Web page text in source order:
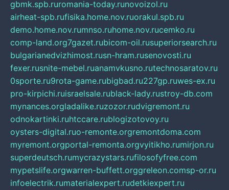
gbmk.spb.ruromania-today.runovoizol.ru
airheat-spb.rufisika.home.nov.ruorakul.spb.ru
demo.home.nov.rumnso.ruhome.nov.rucemko.ru
comp-land.org7gazet.rubicom-oil.rusuperiorsearch.ru
bulgarianedvizhimost.rusn-hram.rusenovosti.ru
fexer.rusnite-mebel.ruanamvkusno.rutechnosaratov.ru
0sporte.ru9rota-game.rubigbad.ru227gp.ruwes-ex.ru
pro-kirpichi.ruisraelsale.rublack-lady.rustroy-db.com
mynances.orgladalike.ruzozor.rudvigremont.ru
odnokartinki.ruhtccare.rublogizotovoy.ru
oysters-digital.ruo-remonte.orgremontdoma.com
myremont.orgportal-remonta.orgvyitikho.rumirjon.ru
superdeutsch.rumycrazystars.rufilosofyfree.com
mypetslife.orgwarren-buffett.orggreleon.comsp-or.ru
infoelectrik.rumaterialexpert.rudetkiexpert.ru